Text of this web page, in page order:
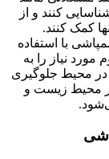
کنند و از
کمک کنند.
با استفاده
نیاز را به
در محیط جلوگیری
محیط زیست و